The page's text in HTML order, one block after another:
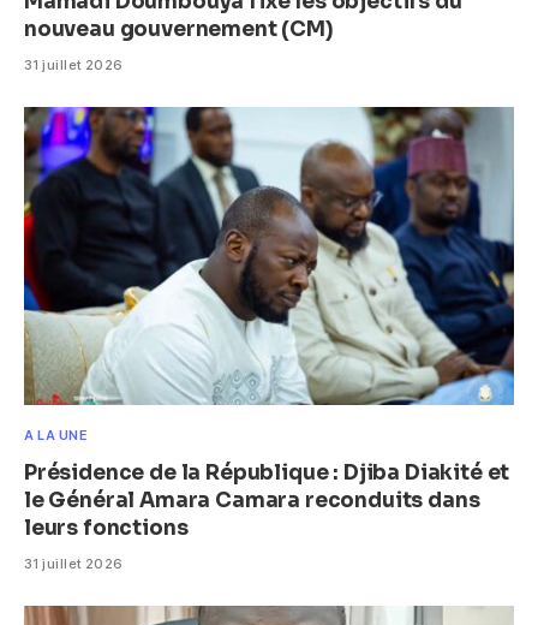
nouveau gouvernement (CM)
31 juillet 2026
A LA UNE
Présidence de la République : Djiba Diakité et
le Général Amara Camara reconduits dans
leurs fonctions
31 juillet 2026